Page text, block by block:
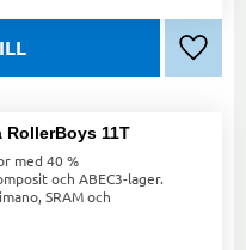
Lägg
RollerBoys 11T
med 40 %
och ABEC3-lager.
SRAM och